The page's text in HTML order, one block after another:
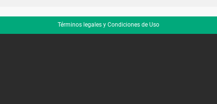
Términos legales y Condiciones de Uso